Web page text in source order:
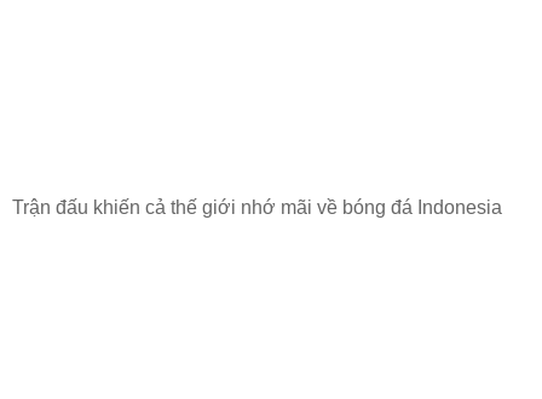
Trận đấu khiến cả thế giới nhớ mãi về bóng đá Indonesia